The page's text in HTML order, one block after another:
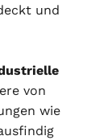
und
von
wie